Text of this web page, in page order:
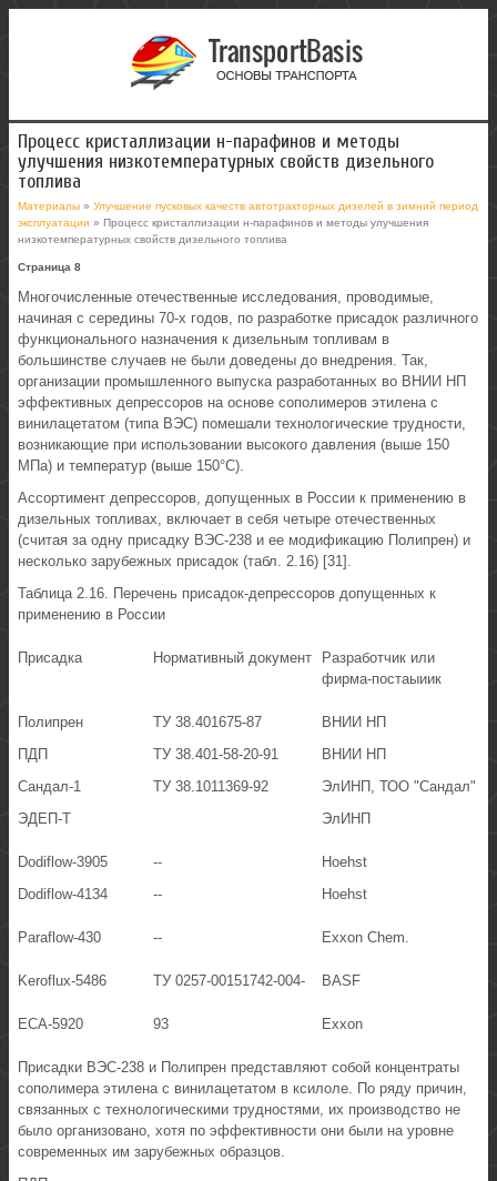
Процесс кристаллизации н-парафинов и методы
улучшения низкотемпературных свойств дизельного
топлива
Материалы » Улучшение пусковых качеств автотракторных дизелей в зимний период
эксплуатации » Процесс кристаллизации н-парафинов и методы улучшения
низкотемпературных свойств дизельного топлива
Страница 8
Многочисленные отечественные исследования, проводимые,
начиная с середины 70-х годов, по разработке присадок различного
функционального назначения к дизельным топливам в
большинстве случаев не были доведены до внедрения. Так,
организации промышленного выпуска разработанных во ВНИИ НП
эффективных депрессоров на основе сополимеров этилена с
винилацетатом (типа ВЭС) помешали технологические трудности,
возникающие при использовании высокого давления (выше 150
МПа) и температур (выше 150°С).
Ассортимент депрессоров, допущенных в России к применению в
дизельных топливах, включает в себя четыре отечественных
(считая за одну присадку ВЭС-238 и ее модификацию Полипрен) и
несколько зарубежных присадок (табл. 2.16) [31].
Таблица 2.16. Перечень присадок-депрессоров допущенных к
применению в России
Присадка Нормативный документ
Разработчик или
фирма-постаыиик
Полипрен
ПДП
Сандал-1
ЭДЕП-Т
ТУ 38.401675-87
ТУ 38.401-58-20-91
ТУ 38.1011369-92
ВНИИ НП
ВНИИ НП
ЭлИНП, ТОО "Сандал"
ЭлИНП
Dodiflow-3905
Dodiflow-4134
--
--
Hoehst
Hoehst
Paraflow-430 -- Exxon Chem.
Keroflux-5486 ТУ 0257-00151742-004- BASF
ECA-5920 93 Exxon
Присадки ВЭС-238 и Полипрен представляют собой концентраты
сополимера этилена с винилацетатом в ксилоле. По ряду причин,
связанных с технологическими трудностями, их производство не
было организовано, хотя по эффективности они были на уровне
современных им зарубежных образцов.